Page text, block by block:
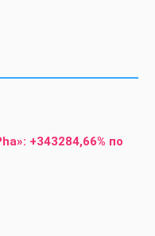
+343284,66% по